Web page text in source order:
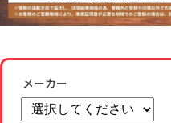
メーカー